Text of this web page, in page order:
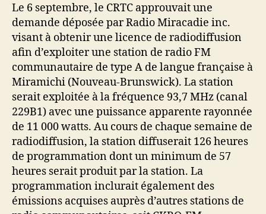
Le 6 septembre, le CRTC approuvait une
demande déposée par Radio Miracadie inc.
visant à obtenir une licence de radiodiffusion
afin d’exploiter une station de radio FM
communautaire de type A de langue française à
Miramichi (Nouveau-Brunswick). La station
serait exploitée à la fréquence 93,7 MHz (canal
229B1) avec une puissance apparente rayonnée
de 11 000 watts. Au cours de chaque semaine de
radiodiffusion, la station diffuserait 126 heures
de programmation dont un minimum de 57
heures serait produit par la station. La
programmation inclurait également des
émissions acquises auprès d’autres stations de